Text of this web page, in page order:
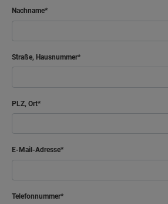
Nachname
Straße, Hausnummer
PLZ, Ort
E-Mail-Adresse
Telefonnummer